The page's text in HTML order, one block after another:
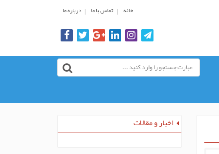
خانه تماس با ما درباره ما
اخبار و مقالات